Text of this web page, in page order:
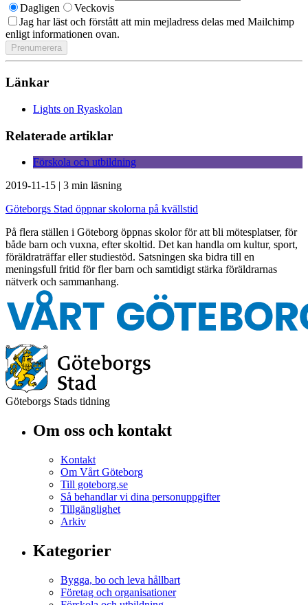
Dagligen
Veckovis
Jag har läst och förstått att min mejladress delas med Mailchimp
enligt informationen ovan.
Länkar
Lights on Ryaskolan
Relaterade artiklar
Förskola och utbildning
2019-11-15 | 3 min läsning
Göteborgs Stad öppnar skolorna på kvällstid
På flera ställen i Göteborg öppnas skolor för att bli mötesplatser, för
både barn och vuxna, efter skoltid. Det kan handla om kultur, sport,
föräldraträffar eller studiestöd. Satsningen ska bidra till en
meningsfull fritid för fler barn och samtidigt stärka föräldrarnas
nätverk och sammanhang.
Göteborgs Stads tidning
Om oss och kontakt
Kontakt
Om Vårt Göteborg
Till goteborg.se
Så behandlar vi dina personuppgifter
Tillgänglighet
Arkiv
Kategorier
Bygga, bo och leva hållbart
Företag och organisationer